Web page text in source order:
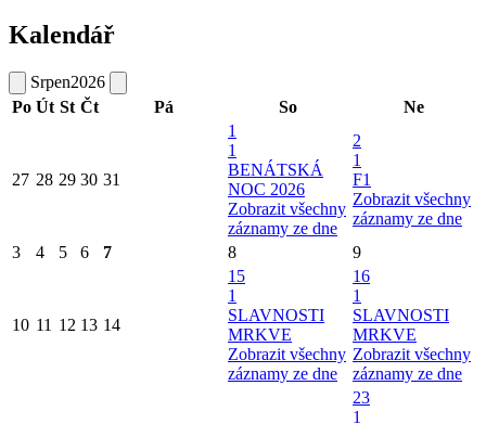
Kalendář
Srpen2026
Po Út St Čt Pá So Ne
27 28 29 30 31
1
1
BENÁTSKÁ
NOC 2026
Zobrazit všechny
záznamy ze dne
2
1
F1
Zobrazit všechny
záznamy ze dne
3
4 5 6 7 8 9
10 11 12 13 14
15
1
SLAVNOSTI
MRKVE
Zobrazit všechny
záznamy ze dne
16
1
SLAVNOSTI
MRKVE
Zobrazit všechny
záznamy ze dne
23
1